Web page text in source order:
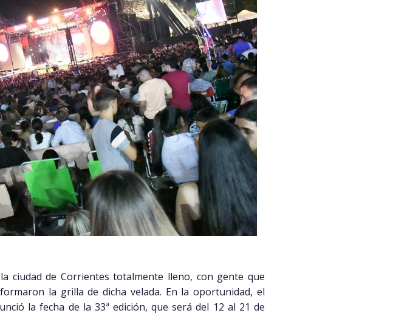
ciudad de Corrientes totalmente lleno, con gente que
la grilla de dicha velada. En la oportunidad, el
la fecha de la 33ª edición, que será del 12 al 21 de